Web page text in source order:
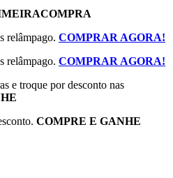
relâmpago. COMPRAR AGORA!
relâmpago. COMPRAR AGORA!
e troque por desconto nas
COMPRE E GANHE